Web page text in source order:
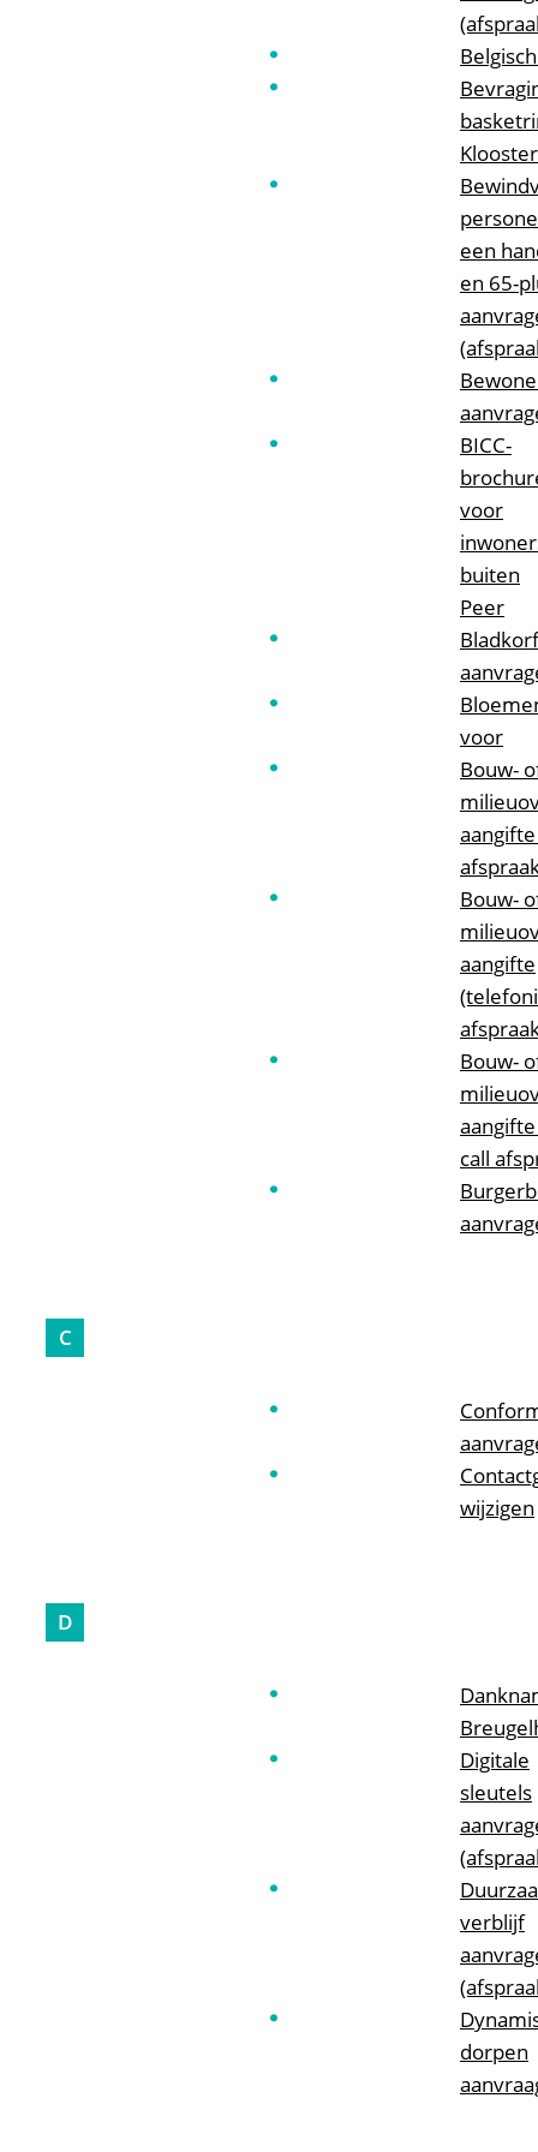
een
en 65-
BICC-
voor
buiten
Peer
Bladkorf
voor
Bouw-
Bouw-
aangifte
Bouw-
call
C
wijzigen
D
Digitale
sleutels
verblijf
dorpen